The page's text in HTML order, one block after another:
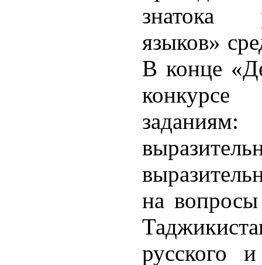
знатока
языков»
В конце
на
русского